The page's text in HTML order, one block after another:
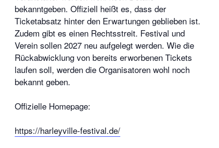
bekanntgeben. Offiziell heißt es, dass der
Ticketabsatz hinter den Erwartungen geblieben ist.
Zudem gibt es einen Rechtsstreit. Festival und
Verein sollen 2027 neu aufgelegt werden. Wie die
Rückabwicklung von bereits erworbenen Tickets
laufen soll, werden die Organisatoren wohl noch
bekannt geben.
Offizielle Homepage:
https://harleyville-festival.de/